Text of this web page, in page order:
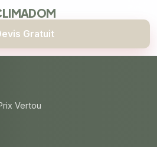
Gratuit
Vertou